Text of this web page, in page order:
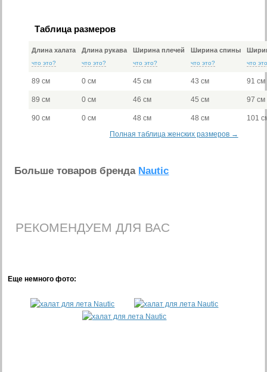
Таблица размеров
Длина халата
что это?
Длина рукава
что это?
Ширина плечей
что это?
Ширина спины
что это? что
89 см 0 см 45 см 43 см 91 см
89 см 0 см 46 см 45 см 97 см
90 см 0 см 48 см 48 см
101
Полная таблица женских размеров →
Больше товаров бренда Nautic
РЕКОМЕНДУЕМ ДЛЯ ВАС
Еще немного фото: